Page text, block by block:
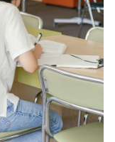
voire à…